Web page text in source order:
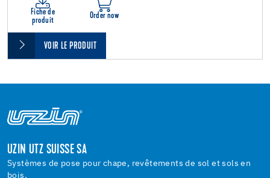
Fiche de
produit
Order now
VOIR LE PRODUIT
UZIN UTZ SUISSE SA
Systèmes de pose pour chape, revêtements de sol et sols en
bois.